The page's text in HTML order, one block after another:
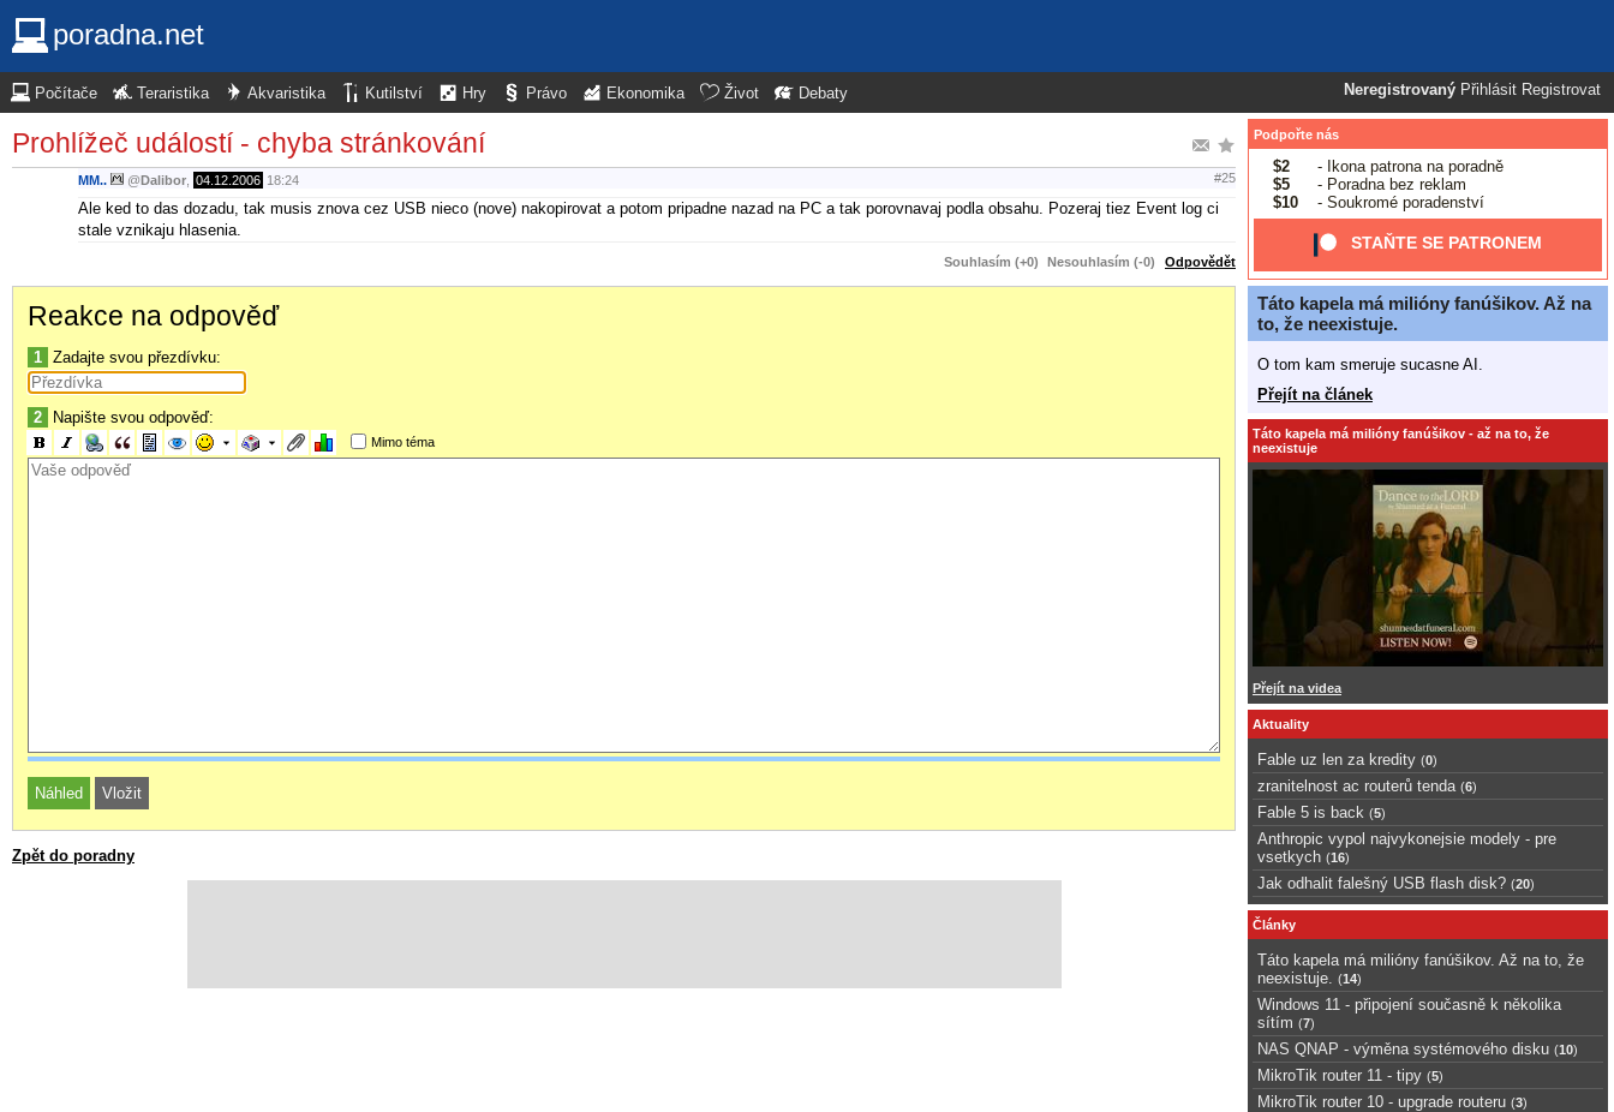
poradna.net
Neregistrovaný Přihlásit Registrovat
Počítače Teraristika Akvaristika Kutilství Hry Právo Ekonomika Život Debaty
Prohlížeč událostí - chyba stránkování
MM.. @Dalibor 04.12.2006 18:24 #25
Ale ked to das dozadu, tak musis znova cez USB nieco (nove) nakopirovat a potom pripadne nazad na PC a tak porovnavaj podla obsahu. Pozeraj tiez Event log ci
stale vznikaju hlasenia.
Souhlasím (+0) Nesouhlasím (-0) Odpovědět
Reakce na odpověď
1 Zadajte svou přezdívku:
2 Napište svou odpověď:
Mimo téma
Zpět do poradny
Podpořte nás
$2
- Ikona patrona na poradně
$5
- Poradna bez reklam
$10
- Soukromé poradenství
STAŇTE SE PATRONEM
Táto kapela má milióny fanúšikov. Až na
to, že neexistuje.
O tom kam smeruje sucasne AI.
Přejít na článek
Táto kapela má milióny fanúšikov - až na to, že
neexistuje
Přejít na videa
Aktuality
Fable uz len za kredity (0)
zranitelnost ac routerů tenda (6)
Fable 5 is back (5)
Anthropic vypol najvykonejsie modely - pre
vsetkych (16)
Jak odhalit falešný USB flash disk? (20)
Články
Táto kapela má milióny fanúšikov. Až na to, že
neexistuje.
(14)
Windows 11 - připojení současně k několika
sítím (7)
NAS QNAP - výměna systémového disku (10)
MikroTik router 11 - tipy (5)
MikroTik router 10 - upgrade routeru (3)